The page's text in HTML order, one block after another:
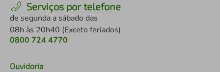
Serviços por telefone
de segunda a sábado das
08h às 20h40 (Exceto feriados)
0800 724 4770
Ouvidoria